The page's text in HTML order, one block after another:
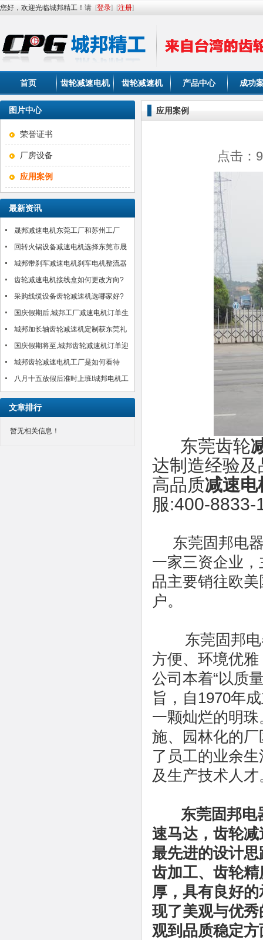
您好，欢迎光临城邦精工！请 [登录] [注册]
首页 齿轮减速电机 齿轮减速机 产品中心 成功
图片中心
荣誉证书
厂房设备
应用案例
最新资讯
晟邦减速电机东莞工厂和苏州工厂
2017年春节放假通知
回转火锅设备减速电机选择东莞市晟
邦机电有限公司?!
城邦带刹车减速电机刹车电机整流器
MH-20TC/MH-25接线方法介绍
齿轮减速电机接线盒如何更改方向?
以台湾城邦CH750-30S为例
采购线缆设备齿轮减速机选哪家好?
城邦25年好品质感动客户!(图)
国庆假期后,城邦工厂减速电机订单生
产交货如期进行,客户满意!
城邦加长轴齿轮减速机定制获东莞礼
品公司肯定!
国庆假期将至,城邦齿轮减速机订单迎
来小高峰!如期安排中!
城邦齿轮减速电机工厂是如何看待
八月十五放假后准时上班!城邦电机工
产交货
文章排行
暂无相关信息！
应用案例
点击：
东莞齿轮
达制造经验
高品质减速电
服:400-8833-
东莞固邦电器
一家三资企业
品主要销往欧
户。
东莞固邦电
方便、环境优
公司本着“以质
旨，自1970年
一颗灿烂的明
施、园林化的
了员工的业余
及生产技术人
东莞固邦电
速马达， 齿轮减
最先进的设计
齿加工、齿轮精
厚，具有良好
现了美观与优
观到品质稳定